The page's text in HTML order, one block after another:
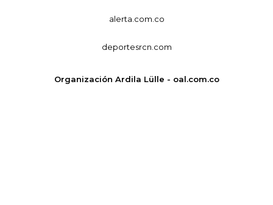
alerta.com.co
deportesrcn.com
Organización Ardila Lülle - oal.com.co